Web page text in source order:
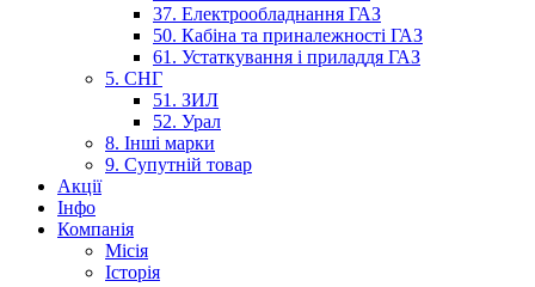
37. Електрообладнання ГАЗ
50. Кабіна та приналежності ГАЗ
61. Устаткування і приладдя ГАЗ
5. СНГ
51. ЗИЛ
52. Урал
8. Інші марки
9. Супутній товар
Акції
Інфо
Компанія
Місія
Історія